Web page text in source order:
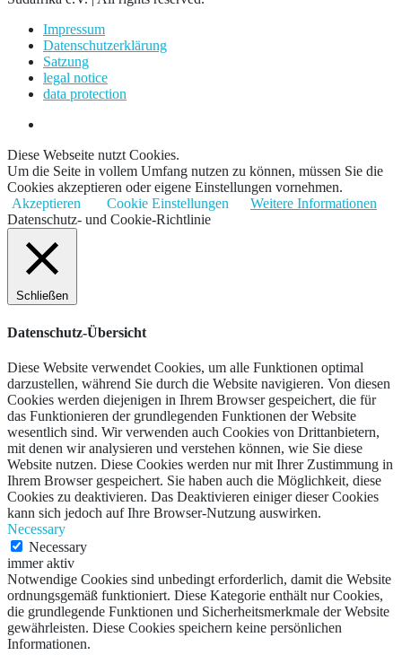
Impressum
Datenschutzerklärung
Satzung
legal notice
data protection
Diese Webseite nutzt Cookies.
Um die Seite in vollem Umfang nutzen zu können, müssen Sie die
Cookies akzeptieren oder eigene Einstellungen vornehmen.
Akzeptieren
Cookie Einstellungen
Weitere Informationen
Datenschutz- und Cookie-Richtlinie
Schließen
Datenschutz-Übersicht
Diese Website verwendet Cookies, um alle Funktionen optimal
darzustellen, während Sie durch die Website navigieren. Von diesen
Cookies werden diejenigen in Ihrem Browser gespeichert, die für
das Funktionieren der grundlegenden Funktionen der Website
wesentlich sind. Wir verwenden auch Cookies von Drittanbietern,
mit denen wir analysieren und verstehen können, wie Sie diese
Website nutzen. Diese Cookies werden nur mit Ihrer Zustimmung in
Ihrem Browser gespeichert. Sie haben auch die Möglichkeit, diese
Cookies zu deaktivieren. Das Deaktivieren einiger dieser Cookies
kann sich jedoch auf Ihre Browser-Nutzung auswirken.
Necessary
Necessary
immer aktiv
Notwendige Cookies sind unbedingt erforderlich, damit die Website
ordnungsgemäß funktioniert. Diese Kategorie enthält nur Cookies,
die grundlegende Funktionen und Sicherheitsmerkmale der Website
gewährleisten. Diese Cookies speichern keine persönlichen
Informationen.